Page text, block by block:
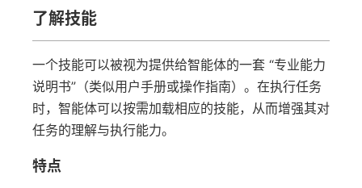
了解技能
一个技能可以被视为提供给智能体的一套 “专业能力
说明书”（类似用户手册或操作指南）。在执行任务
时，智能体可以按需加载相应的技能，从而增强其对
任务的理解与执行能力。
特点